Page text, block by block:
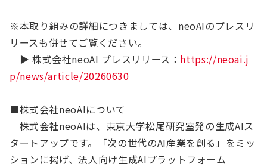
※本取り組みの詳細につきましては、neoAIのプレスリ
リースも併せてご覧ください。
▶ 株式会社neoAI プレスリリース： https://neoai.j
p/news/article/20260630
■株式会社neoAIについて
株式会社neoAIは、東京大学松尾研究室発の生成AIス
タートアップです。「次の世代のAI産業を創る」をミッ
ションに掲げ、法人向け生成AIプラットフォーム